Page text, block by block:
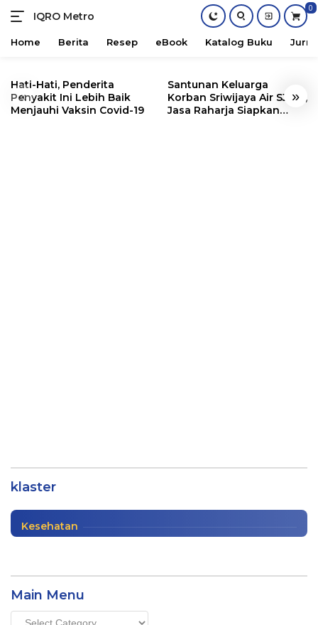
content
IQRO Metro
Lets
Bright
0
Home Berita Resep eBook Katalog Buku
« »
Hati-Hati, Penderita
Penyakit Ini Lebih Baik
Menjauhi Vaksin Covid-19
Santunan Keluarga
Korban Sriwijaya Air SJ182,
Jasa Raharja Siapkan
klaster
Lampung Utara Dominan dari Pesantren?
Info Lampung
Kesehatan
Main Menu
Main